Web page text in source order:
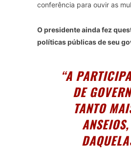
conferência para ouvir as
O presidente ainda fez
políticas públicas de seu
“A
DE
TANTO